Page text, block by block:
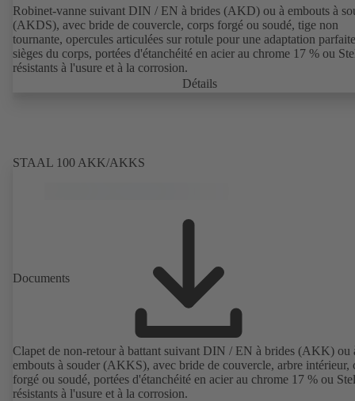
Robinet-vanne suivant DIN / EN à brides (AKD) ou à embouts à
(AKDS), avec bride de couvercle, corps forgé ou soudé, tige non
tournante, opercules articulées sur rotule pour une adaptation
sièges du corps, portées d'étanchéité en acier au chrome 17 % ou
résistants à l'usure et à la corrosion.
Détails
STAAL 100 AKK/AKKS
Documents
Clapet de non-retour à battant suivant DIN / EN à brides (AKK) ou
embouts à souder (AKKS), avec bride de couvercle, arbre intérieur,
forgé ou soudé, portées d'étanchéité en acier au chrome 17 % ou
résistants à l'usure et à la corrosion.